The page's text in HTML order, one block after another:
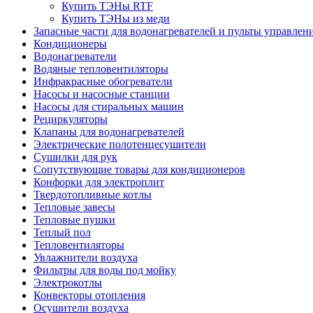
Купить ТЭНы RTF
Купить ТЭНы из меди
Запасные части для водонагревателей и пульты
Кондиционеры
Водонагреватели
Водяные тепловентиляторы
Инфракрасные обогреватели
Насосы и насосные станции
Насосы для стиральных машин
Рециркуляторы
Клапаны для водонагревателей
Электрические полотенцесушители
Сушилки для рук
Сопутствующие товары для кондиционеров
Конфорки для электроплит
Твердотопливные котлы
Тепловые завесы
Тепловые пушки
Теплый пол
Тепловентиляторы
Увлажнители воздуха
Фильтры для воды под мойку
Электрокотлы
Конвекторы отопления
Осушители воздуха